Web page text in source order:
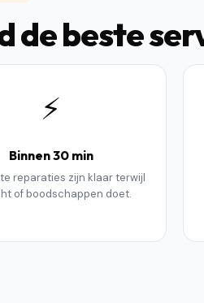
de beste
⚡
Binnen 30 min
reparaties zijn klaar terwijl
of boodschappen doet.